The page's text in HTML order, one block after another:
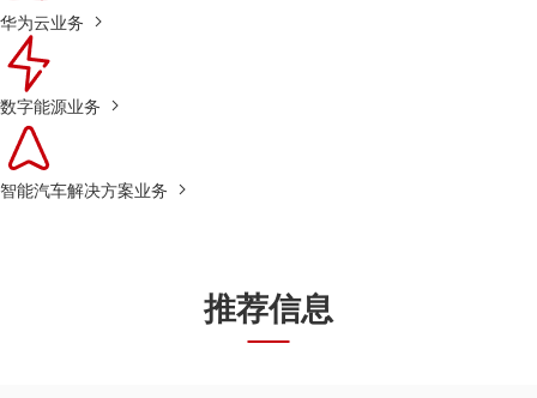
华为云业务
数字能源业务
智能汽车解决方案业务
推荐信息